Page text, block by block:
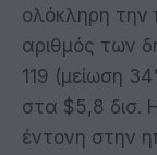
ολόκληρη την
αριθμός των
119 (μείωση
στα $5,8 δισ.
έντονη στην